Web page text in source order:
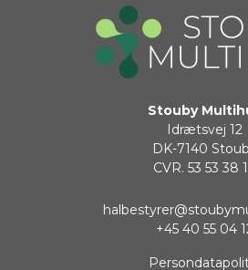
Stouby
Idrætsvej 12
DK-7140
CVR. 53 53 38
+45 40 55 04